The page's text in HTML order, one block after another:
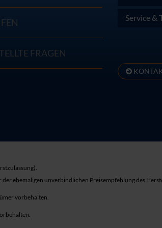
FRAGEN
Service &
ehemaligen unverbindlichen Preisempfehlung des
vorbehalten.